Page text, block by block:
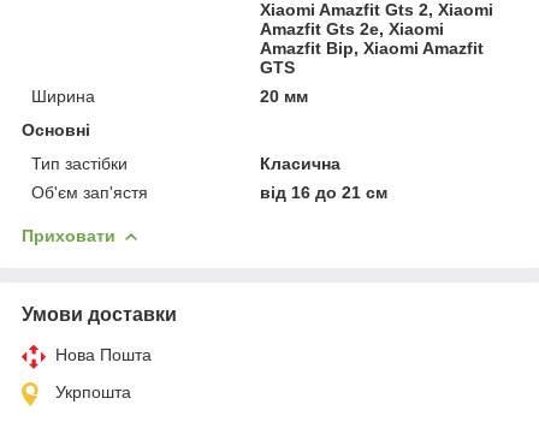
Xiaomi Amazfit Gts 2, Xiaomi
Amazfit Gts 2e, Xiaomi
Amazfit Bip, Xiaomi Amazfit
GTS
Ширина
20 мм
Основні
Тип застібки
Класична
Об'єм зап'ястя
від 16 до 21 см
Приховати
Умови доставки
Нова Пошта
Укрпошта